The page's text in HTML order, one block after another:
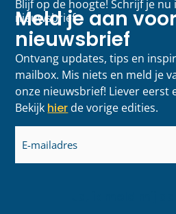
Blijf op de hoogte! Schrijf je
nieuwsbrief
Meld je aan
nieuwsbrief
Ontvang updates, tips en
mailbox. Mis niets en meld je
onze nieuwsbrief! Liever eerst
Bekijk hier de vorige edities.
E-
mailadres
(Vereist)